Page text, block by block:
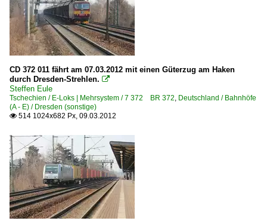
CD 372 011 fährt am 07.03.2012 mit einen Güterzug am Haken
durch Dresden-Strehlen. 
Steffen Eule
Tschechien / E-Loks | Mehrsystem / 7 372 BR 372, Deutschland / Bahnhöfe
(A - E) / Dresden (sonstige)
 514 1024x682 Px, 09.03.2012